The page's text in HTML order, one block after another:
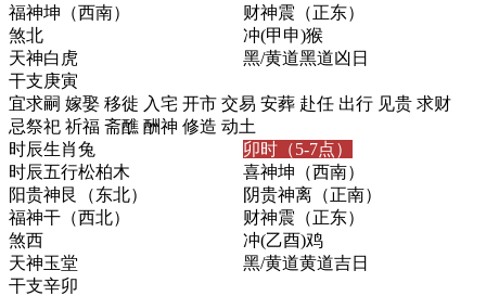
福神坤（西南） 财神震（正东）
煞北 冲(甲申)猴
天神白虎 黑/黄道黑道凶日
干支庚寅
宜求嗣 嫁娶 移徙 入宅 开市 交易 安葬 赴任 出行 见贵 求财
忌祭祀 祈福 斋醮 酬神 修造 动土
卯时（5-7点）
时辰生肖兔
时辰五行松柏木 喜神坤（西南）
阳贵神 艮（东北） 阴贵神离（正南）
福神干（西北） 财神震（正东）
煞西 冲(乙酉)鸡
天神玉堂 黑/黄道黄道吉日
干支辛卯